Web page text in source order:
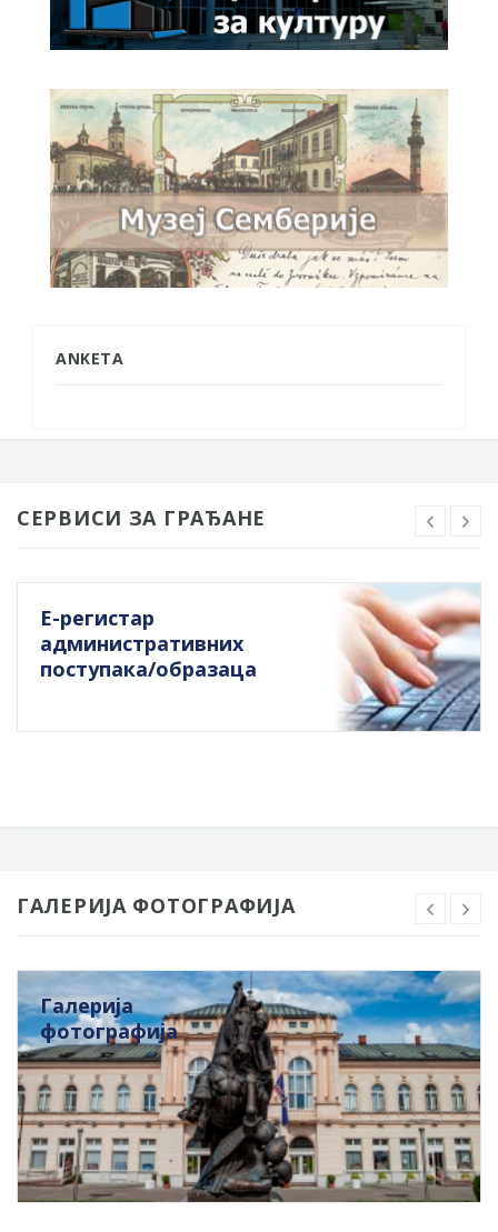
ANKETA
СЕРВИСИ ЗА ГРАЂАНЕ
Е-регистар
административних
поступака/образаца
ГАЛЕРИЈА ФОТОГРАФИЈА
Галерија
фотографија